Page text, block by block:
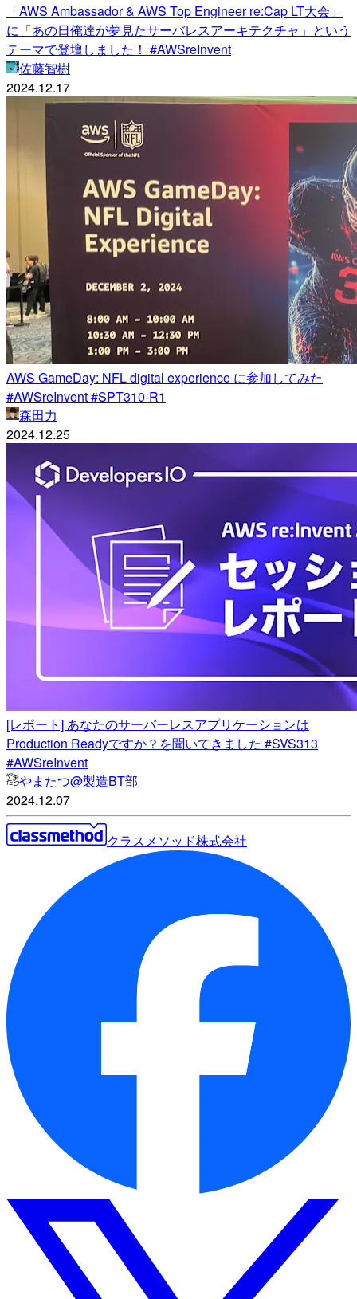
「AWS Ambassador & AWS Top Engineer re:Cap LT大会」
に「あの日俺達が夢見たサーバレスアーキテクチャ」という
テーマで登壇しました！ #AWSreInvent
佐藤智樹
2024.12.17
AWS GameDay: NFL digital experience に参加してみた
#AWSreInvent #SPT310-R1
森田力
2024.12.25
[レポート] あなたのサーバーレスアプリケーションは
Production Readyですか？を聞いてきました #SVS313
#AWSreInvent
やまたつ@製造BT部
2024.12.07
クラスメソッド株式会社